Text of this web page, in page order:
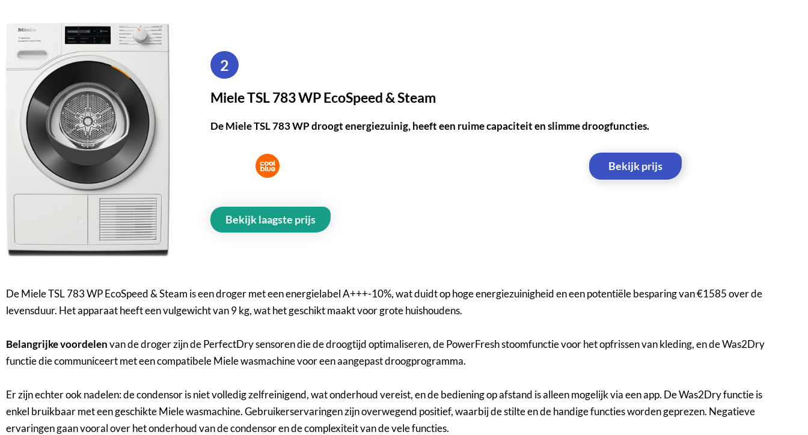
2
Miele TSL 783 WP EcoSpeed & Steam
De Miele TSL 783 WP droogt energiezuinig, heeft een ruime capaciteit en slimme droogfuncties.
Bekijk prijs
Bekijk laagste prijs
De Miele TSL 783 WP EcoSpeed & Steam is een droger met een energielabel A+++-10%, wat duidt op hoge energiezuinigheid en een potentiële besparing van €1585 over de
levensduur. Het apparaat heeft een vulgewicht van 9 kg, wat het geschikt maakt voor grote huishoudens.
Belangrijke voordelenvan de droger zijn de PerfectDry sensoren die de droogtijd optimaliseren, de PowerFresh stoomfunctie voor het opfrissen van kleding, en de Was2Dry
functie die communiceert met een compatibele Miele wasmachine voor een aangepast droogprogramma.
Er zijn echter ook nadelen: de condensor is niet volledig zelfreinigend, wat onderhoud vereist, en de bediening op afstand is alleen mogelijk via een app. De Was2Dry functie is
enkel bruikbaar met een geschikte Miele wasmachine. Gebruikerservaringen zijn overwegend positief, waarbij de stilte en de handige functies worden geprezen. Negatieve
ervaringen gaan vooral over het onderhoud van de condensor en de complexiteit van de vele functies.